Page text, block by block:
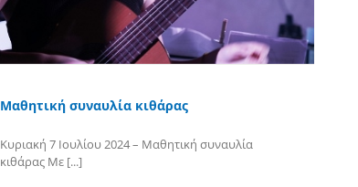
Μαθητική συναυλία κιθάρας
Κυριακή 7 Ιουλίου 2024 – Μαθητική συναυλία
κιθάρας Με [...]